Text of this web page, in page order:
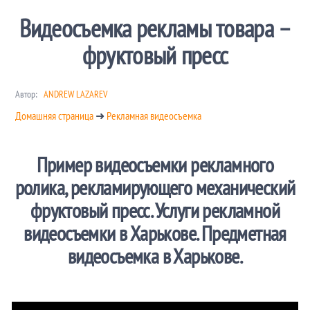
Видеосъемка рекламы товара –
фруктовый пресс
Автор: ANDREW LAZAREV
Домашняя страница ➜ Рекламная видеосъемка
Пример видеосъемки рекламного
ролика, рекламирующего механический
фруктовый пресс. Услуги рекламной
видеосъемки в Харькове. Предметная
видеосъемка в Харькове.